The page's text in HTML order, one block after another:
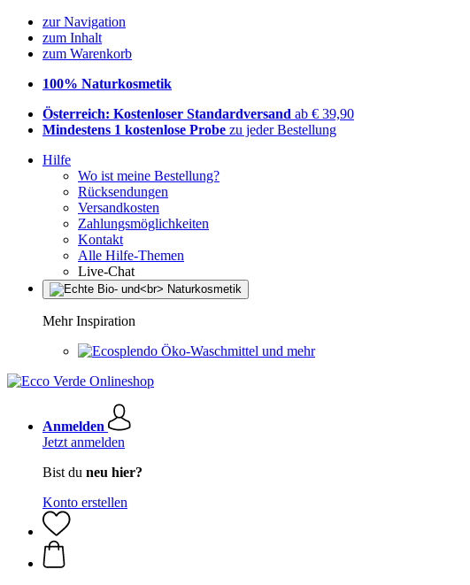
zur Navigation
zum Inhalt
zum Warenkorb
100% Naturkosmetik
Österreich: Kostenloser Standardversand ab € 39,90
Mindestens 1 kostenlose Probe zu jeder Bestellung
Hilfe
Wo ist meine Bestellung?
Rücksendungen
Versandkosten
Zahlungsmöglichkeiten
Kontakt
Alle Hilfe-Themen
Live-Chat
Mehr Inspiration
Öko-Waschmittel und mehr
Anmelden
Jetzt anmelden
Bist du neu hier?
Konto erstellen